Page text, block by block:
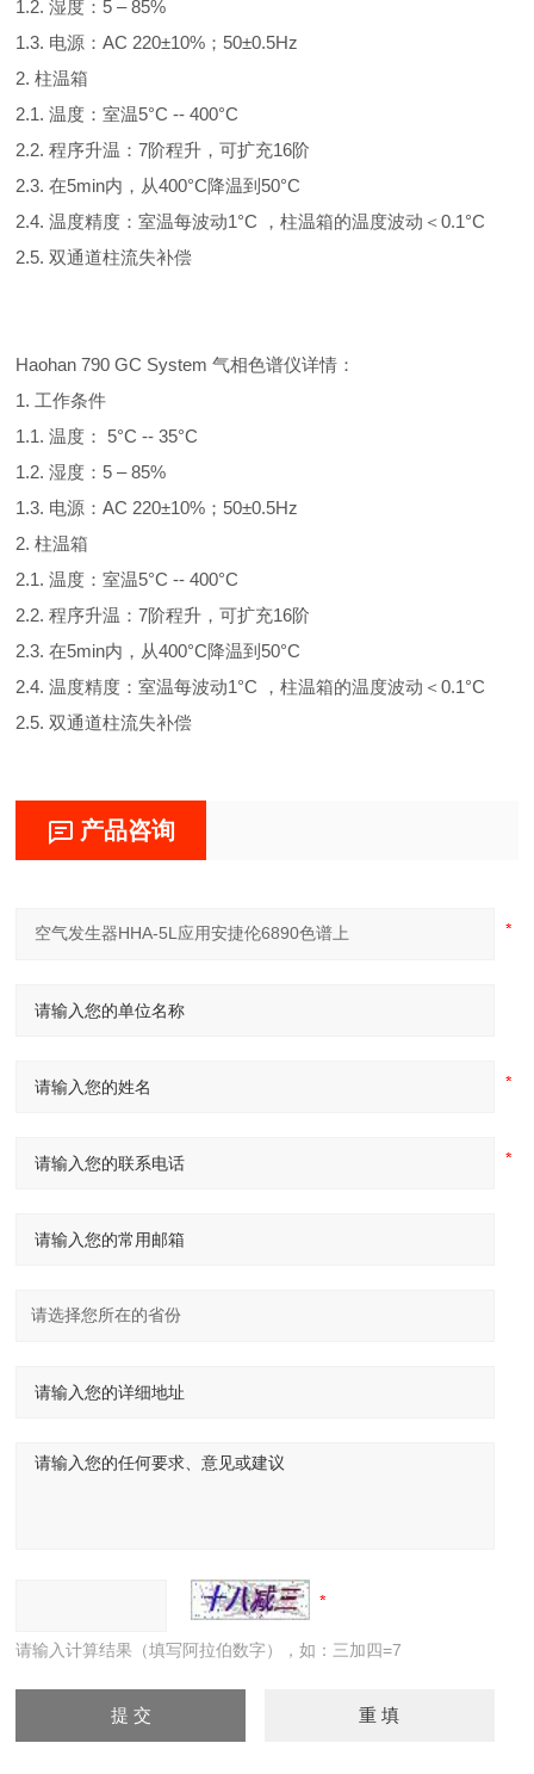
1.2. 湿度：5 – 85%
1.3. 电源：AC 220±10%；50±0.5Hz
2. 柱温箱
2.1. 温度：室温5°C -- 400°C
2.2. 程序升温：7阶程升，可扩充16阶
2.3. 在5min内，从400°C降温到50°C
2.4. 温度精度：室温每波动1°C ，柱温箱的温度波动＜0.1°C
2.5. 双通道柱流失补偿
Haohan 790 GC System 气相色谱仪详情：
1. 工作条件
1.1. 温度： 5°C -- 35°C
1.2. 湿度：5 – 85%
1.3. 电源：AC 220±10%；50±0.5Hz
2. 柱温箱
2.1. 温度：室温5°C -- 400°C
2.2. 程序升温：7阶程升，可扩充16阶
2.3. 在5min内，从400°C降温到50°C
2.4. 温度精度：室温每波动1°C ，柱温箱的温度波动＜0.1°C
2.5. 双通道柱流失补偿
产品咨询
请输入计算结果（填写阿拉伯数字），如：三加四=7